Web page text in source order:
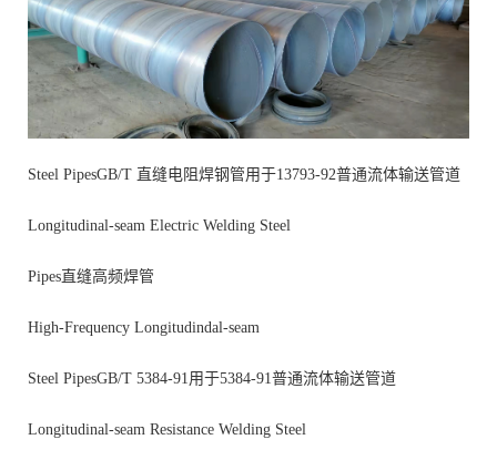
Steel PipesGB/T 直缝电阻焊钢管用于13793-92普通流体输送管道
Longitudinal-seam Electric Welding Steel
Pipes直缝高频焊管
High-Frequency Longitudindal-seam
Steel PipesGB/T 5384-91用于5384-91普通流体输送管道
Longitudinal-seam Resistance Welding Steel